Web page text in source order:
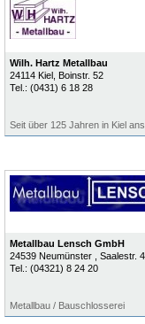
Wilh. Hartz Metallbau
24114 Kiel, Boinstr. 52
Tel.: (0431) 6 18 28
Seit über 125 Jahren in Kiel
Metallbau Lensch GmbH
24539 Neumünster
, Saalestr. 4
Tel.: (04321) 8 24 20
Metallbau / Bauschlosserei